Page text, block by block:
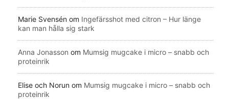
Marie Svensén om Ingefärsshot med citron – Hur länge
kan man hålla sig stark
Anna Jonasson om Mumsig mugcake i micro – snabb och
proteinrik
Elise och Norun om Mumsig mugcake i micro – snabb och
proteinrik